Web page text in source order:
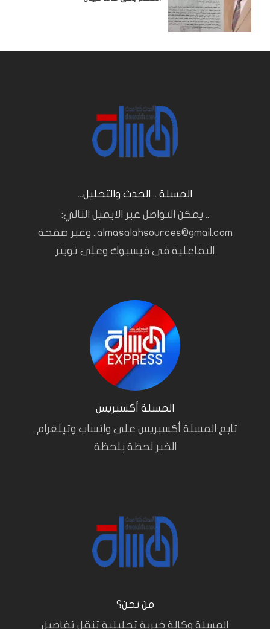
المسلة .. الحدث والتحليل...
.. يمكن التواصل عبر الايميل التالي:
almasalahsources@gmail.com.. وعبر صفحة
التفاعلية في فيسبوك وعلى تويتر
المسلة أكسبريس
تابع المسلة أكسبريس على واتساب وتيلغرام..
الخبر لحظة بلحظة
من نحن؟
المسلة وكالة خبرية تحليلية تنقل تفاصيل